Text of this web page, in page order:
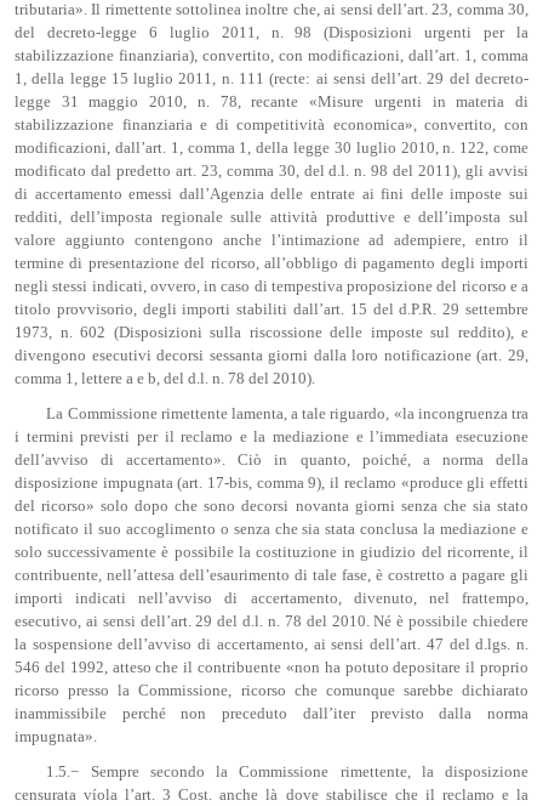
tributaria». Il rimettente sottolinea inoltre che, ai sensi dell’art. 23, comma 30,
del decreto-legge 6 luglio 2011, n. 98 (Disposizioni urgenti per la
stabilizzazione finanziaria), convertito, con modificazioni, dall’art. 1, comma
1, della legge 15 luglio 2011, n. 111 (recte: ai sensi dell’art. 29 del decreto-
legge 31 maggio 2010, n. 78, recante «Misure urgenti in materia di
stabilizzazione finanziaria e di competitività economica», convertito, con
modificazioni, dall’art. 1, comma 1, della legge 30 luglio 2010, n. 122, come
modificato dal predetto art. 23, comma 30, del d.l. n. 98 del 2011), gli avvisi
di accertamento emessi dall’Agenzia delle entrate ai fini delle imposte sui
redditi, dell’imposta regionale sulle attività produttive e dell’imposta sul
valore aggiunto contengono anche l’intimazione ad adempiere, entro il
termine di presentazione del ricorso, all’obbligo di pagamento degli importi
negli stessi indicati, ovvero, in caso di tempestiva proposizione del ricorso e a
titolo provvisorio, degli importi stabiliti dall’art. 15 del d.P.R. 29 settembre
1973, n. 602 (Disposizioni sulla riscossione delle imposte sul reddito), e
divengono esecutivi decorsi sessanta giorni dalla loro notificazione (art. 29,
comma 1, lettere a e b, del d.l. n. 78 del 2010).
La Commissione rimettente lamenta, a tale riguardo, «la incongruenza tra
i termini previsti per il reclamo e la mediazione e l’immediata esecuzione
dell’avviso di accertamento». Ciò in quanto, poiché, a norma della
disposizione impugnata (art. 17-bis, comma 9), il reclamo «produce gli effetti
del ricorso» solo dopo che sono decorsi novanta giorni senza che sia stato
notificato il suo accoglimento o senza che sia stata conclusa la mediazione e
solo successivamente è possibile la costituzione in giudizio del ricorrente, il
contribuente, nell’attesa dell’esaurimento di tale fase, è costretto a pagare gli
importi indicati nell’avviso di accertamento, divenuto, nel frattempo,
esecutivo, ai sensi dell’art. 29 del d.l. n. 78 del 2010. Né è possibile chiedere
la sospensione dell’avviso di accertamento, ai sensi dell’art. 47 del d.lgs. n.
546 del 1992, atteso che il contribuente «non ha potuto depositare il proprio
ricorso presso la Commissione, ricorso che comunque sarebbe dichiarato
inammissibile perché non preceduto dall’iter previsto dalla norma
impugnata».
1.5.− Sempre secondo la Commissione rimettente, la disposizione
censurata víola l’art. 3 Cost. anche là dove stabilisce che il reclamo e la